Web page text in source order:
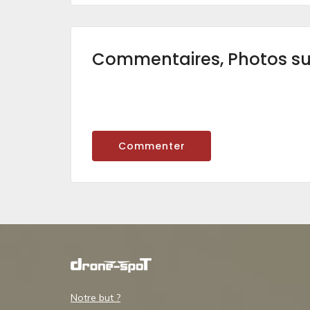
Commentaires, Photos
Commenter
Notre but ?